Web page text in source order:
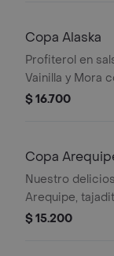
Copa Alaska
Profiterol en
Vainilla y Mora
crema chantilly.
$ 16.700
Copa
Nuestro
Arequipe,
de arequipe y
$ 15.200